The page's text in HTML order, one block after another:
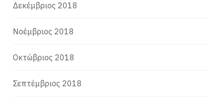
Δεκέμβριος 2018
Νοέμβριος 2018
Οκτώβριος 2018
Σεπτέμβριος 2018